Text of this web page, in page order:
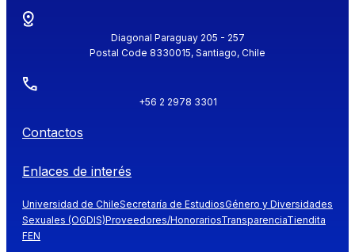
Diagonal Paraguay 205 - 257
Postal Code 8330015, Santiago, Chile
+56 2 2978 3301
Contactos
Enlaces de interés
Universidad de ChileSecretaría de EstudiosGénero y Diversidades
Sexuales (OGDIS)Proveedores/HonorariosTransparenciaTiendita
FEN